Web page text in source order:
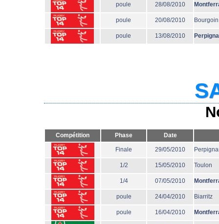
poule 28/08/2010
poule 20/08/2010 Bourgoin
poule 13/08/2010
Compétition Phase Date
Finale 29/05/2010
1/2 15/05/2010 Toulon
1/4 07/05/2010
poule 24/04/2010 Biarritz
poule 16/04/2010